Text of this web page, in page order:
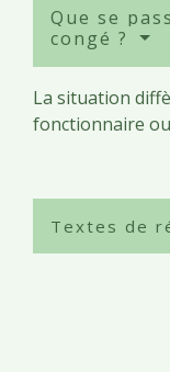
Que se
congé ?
La situation
fonctionnaire
Textes de